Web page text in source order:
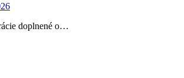
doplnené o…